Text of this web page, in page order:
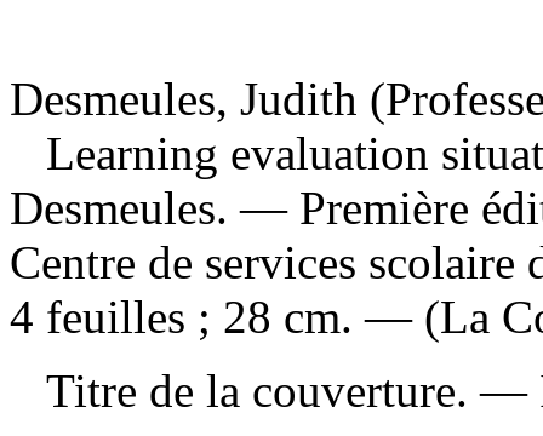
Desmeules, Judith
Learning evaluation
Desmeules. — Première
Centre de services
4 feuilles ; 28 cm. — (La
Titre de la couverture. —